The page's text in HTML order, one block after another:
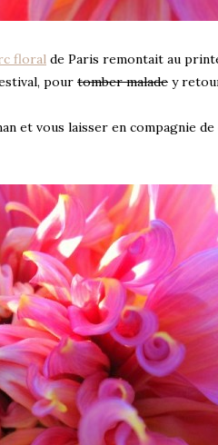
floral de Paris remontait au
pour tomber malade y
et vous laisser en compagnie